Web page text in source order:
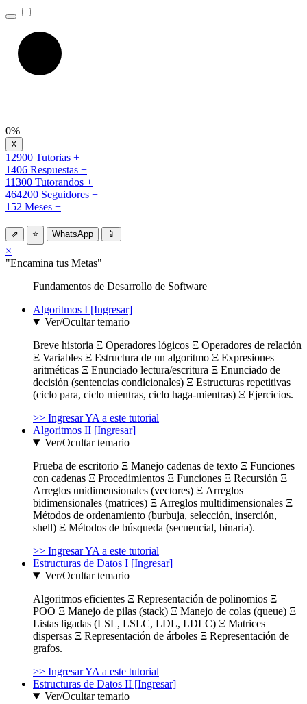
0%
12900 Tutorias +
1406 Respuestas +
11300 Tutorandos +
464200 Seguidores +
152 Meses +
⇗ ⭐ WhatsApp 📱
×
"Encamina tus Metas"
Fundamentos de Desarrollo de Software
Algoritmos I [Ingresar]
Ver/Ocultar temario
Breve historia Ξ Operadores lógicos Ξ Operadores de relación
Ξ Variables Ξ Estructura de un algoritmo Ξ Expresiones
aritméticas Ξ Enunciado lectura/escritura Ξ Enunciado de
decisión (sentencias condicionales) Ξ Estructuras repetitivas
(ciclo para, ciclo mientras, ciclo haga-mientras) Ξ Ejercicios.
>> Ingresar YA a este tutorial
Algoritmos II [Ingresar]
Ver/Ocultar temario
Prueba de escritorio Ξ Manejo cadenas de texto Ξ Funciones
con cadenas Ξ Procedimientos Ξ Funciones Ξ Recursión Ξ
Arreglos unidimensionales (vectores) Ξ Arreglos
bidimensionales (matrices) Ξ Arreglos multidimensionales Ξ
Métodos de ordenamiento (burbuja, selección, inserción,
shell) Ξ Métodos de búsqueda (secuencial, binaria).
>> Ingresar YA a este tutorial
Estructuras de Datos I [Ingresar]
Ver/Ocultar temario
Algoritmos eficientes Ξ Representación de polinomios Ξ
POO Ξ Manejo de pilas (stack) Ξ Manejo de colas (queue) Ξ
Listas ligadas (LSL, LSLC, LDL, LDLC) Ξ Matrices
dispersas Ξ Representación de árboles Ξ Representación de
grafos.
>> Ingresar YA a este tutorial
Estructuras de Datos II [Ingresar]
Ver/Ocultar temario